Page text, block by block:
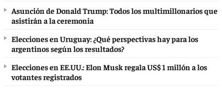
Asunción de Donald Trump: Todos los multimillonarios que
asistirán a la ceremonia
Elecciones en Uruguay: ¿Qué perspectivas hay para los
argentinos según los resultados?
Elecciones en EE.UU.: Elon Musk regala US$ 1 millón a los
votantes registrados